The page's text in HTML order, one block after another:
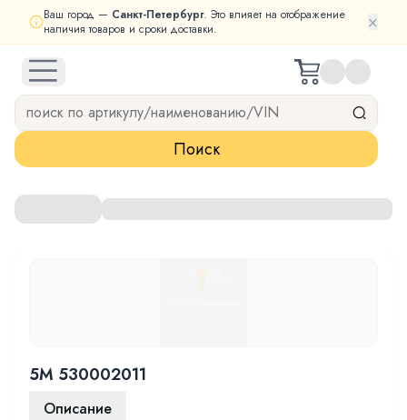
Ваш город — Санкт-Петербург. Это влияет на отображение
наличия товаров и сроки доставки.
×
open navigation menu
Поиск
5M 530002011
Описание